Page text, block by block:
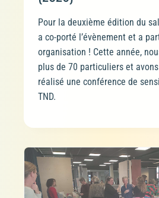
Pour la deuxième édition du
a co-porté l’évènement et a
organisation ! Cette année,
plus de 70 particuliers et
réalisé une conférence de
TND.